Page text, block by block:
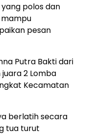
polos dan
pesan
Putra Bakti dari
juara 2 Lomba
Kecamatan
berlatih secara
tua turut